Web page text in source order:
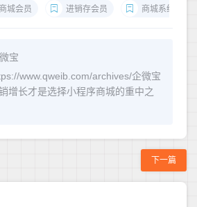
商城会员 进销存会员 商城系统
宝
www.qweib.com/archives/企微宝
增长才是选择小程序商城的重中之
下一篇